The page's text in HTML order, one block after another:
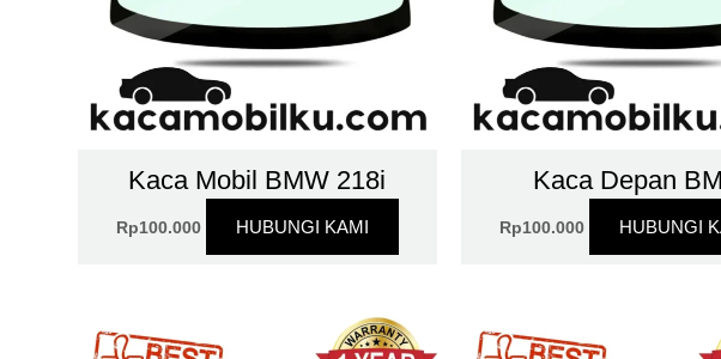
Kaca Mobil BMW 218i
Rp100.000 HUBUNGI KAMI
Kaca Depan
Rp100.000 HUBUNGI